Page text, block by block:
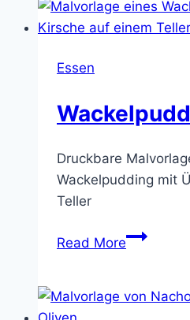
Essen
Druckbare
Wackelpudding mit
Teller
Read More